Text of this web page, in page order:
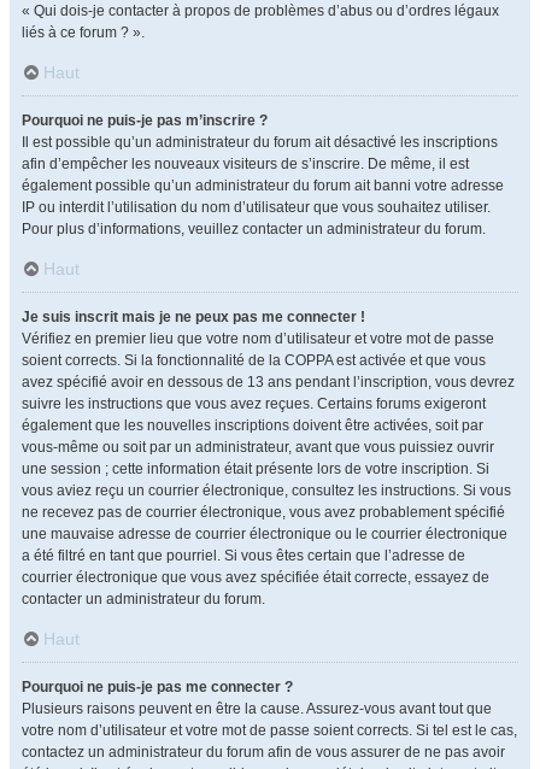
« Qui dois-je contacter à propos de problèmes d’abus ou d’ordres légaux
liés à ce forum ? ».
Haut
Pourquoi ne puis-je pas m’inscrire ?
Il est possible qu’un administrateur du forum ait désactivé les inscriptions
afin d’empêcher les nouveaux visiteurs de s’inscrire. De même, il est
également possible qu’un administrateur du forum ait banni votre adresse
IP ou interdit l’utilisation du nom d’utilisateur que vous souhaitez utiliser.
Pour plus d’informations, veuillez contacter un administrateur du forum.
Haut
Je suis inscrit mais je ne peux pas me connecter !
Vérifiez en premier lieu que votre nom d’utilisateur et votre mot de passe
soient corrects. Si la fonctionnalité de la COPPA est activée et que vous
avez spécifié avoir en dessous de 13 ans pendant l’inscription, vous devrez
suivre les instructions que vous avez reçues. Certains forums exigeront
également que les nouvelles inscriptions doivent être activées, soit par
vous-même ou soit par un administrateur, avant que vous puissiez ouvrir
une session ; cette information était présente lors de votre inscription. Si
vous aviez reçu un courrier électronique, consultez les instructions. Si vous
ne recevez pas de courrier électronique, vous avez probablement spécifié
une mauvaise adresse de courrier électronique ou le courrier électronique
a été filtré en tant que pourriel. Si vous êtes certain que l’adresse de
courrier électronique que vous avez spécifiée était correcte, essayez de
contacter un administrateur du forum.
Haut
Pourquoi ne puis-je pas me connecter ?
Plusieurs raisons peuvent en être la cause. Assurez-vous avant tout que
votre nom d’utilisateur et votre mot de passe soient corrects. Si tel est le cas,
contactez un administrateur du forum afin de vous assurer de ne pas avoir